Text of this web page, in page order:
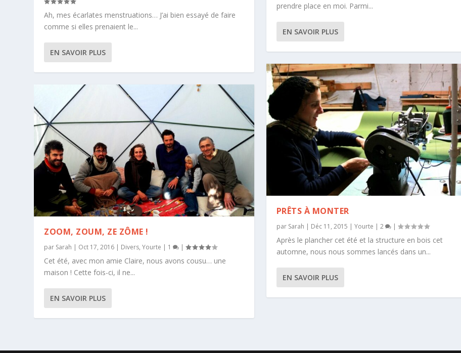
Ah, mes écarlates menstruations… J’ai bien essayé de faire
comme si elles prenaient le...
EN SAVOIR PLUS
ZOOM, ZOUM, ZE ZÔME !
par Sarah | Oct 17, 2016 | Divers,Yourte | 1 |
Cet été, avec mon amie Claire, nous avons cousu… une
maison ! Cette fois-ci, il ne...
EN SAVOIR PLUS
prendre place en moi. Parmi...
EN SAVOIR PLUS
PRÊTS À MONTER
par Sarah | Déc 11, 2015 | Yourte | 2 |
Après le plancher cet été et la structure en bois cet
automne, nous nous sommes lancés dans un...
EN SAVOIR PLUS